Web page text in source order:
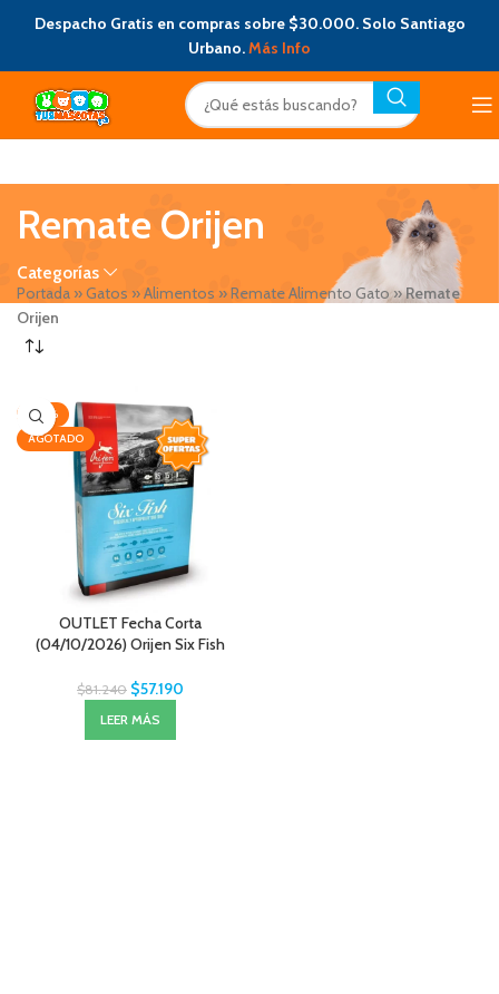
Despacho Gratis en compras sobre $30.000. Solo Santiago
Urbano.Más Info
Remate Orijen
Categorías
Portada »Gatos »Alimentos »Remate Alimento Gato»Remate
Orijen
-30%
AGOTADO
OUTLET Fecha Corta
(04/10/2026) Orijen Six Fish
$81.240 $57.190
LEER MÁS